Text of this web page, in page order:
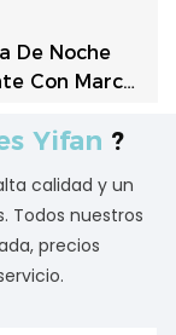
De Noche
Con Marco
De Pintura
Yifan ?
calidad y un
Todos nuestros
precios